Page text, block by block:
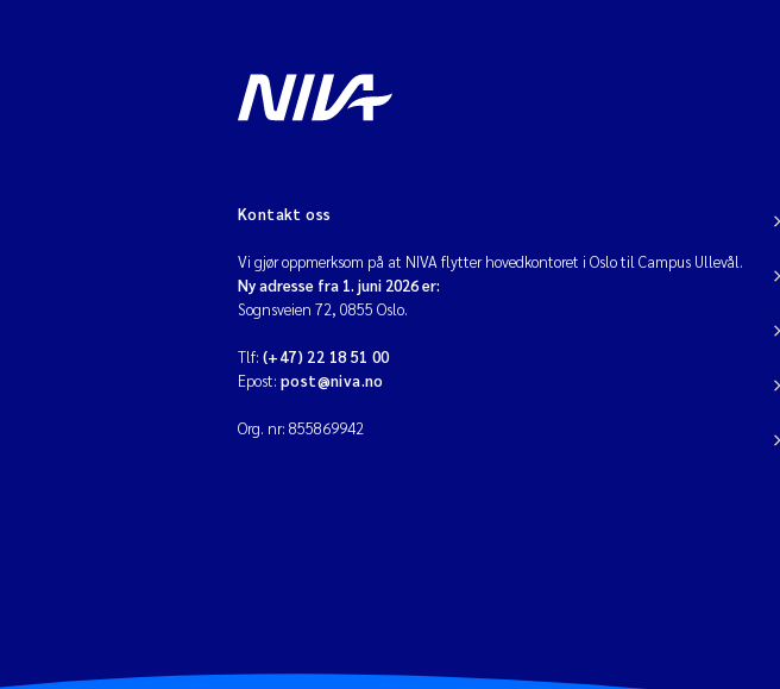
Kontakt oss
Vi gjør oppmerksom på at NIVA flytter hovedkontoret i Oslo til Campus Ullevål.
Ny adresse fra 1. juni 2026 er:
Sognsveien 72, 0855 Oslo.
Tlf: (+47) 22 18 51 00
Epost: post@niva.no
Org. nr: 855869942